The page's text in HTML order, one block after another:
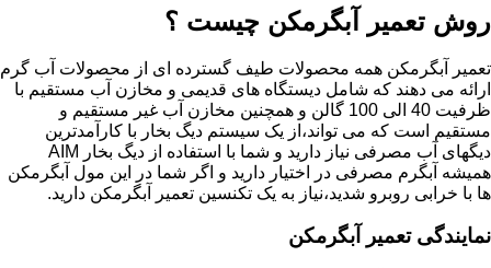
روش تعمیر آبگرمکن چیست ؟
تعمیر آبگرمکن همه محصولات طیف گسترده ای از محصولات آب گرم
ارائه می دهند که شامل دیستگاه های قدیمی و مخازن آب مستقیم با
ظرفیت 40 الی 100 گالن و همچنین مخازن آب غیر مستقیم و
مستقیم است که می تواند،از یک سیستم دیگ بخار با کارآمدترین
دیگهای آب مصرفی نیاز دارید و شما با استفاده از دیگ بخار AIM
همیشه آبگرم مصرفی در اختیار دارید و اگر شما در این مول آبگرمکن
ها با خرابی روبرو شدید،نیاز به یک تکنسین تعمیر آبگرمکن دارید.
نمایندگی تعمیر آبگرمکن